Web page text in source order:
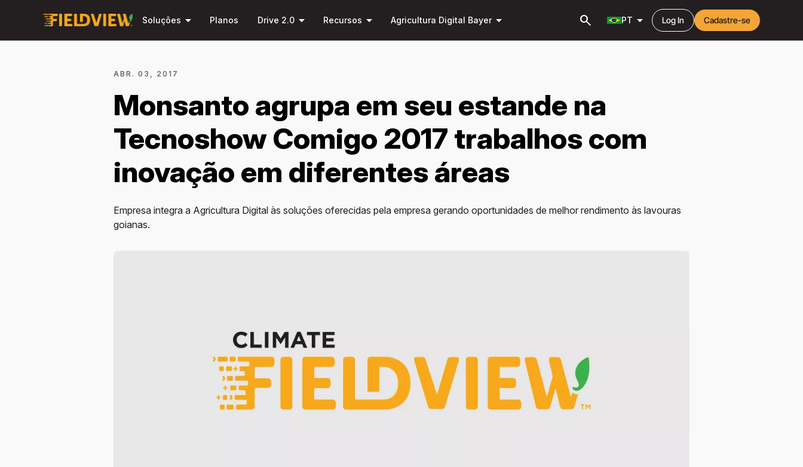
para o
principal
Soluções arrow_drop_down Planos Drive 2.0 arrow_drop_down Recursos arrow_drop_down Agricultura Digital Bayerarrow_drop_down search PT arrow_drop_down Log In Cadastre-se
ABR. 03, 2017
Monsanto agrupa em seu estande na
Tecnoshow Comigo 2017 trabalhos com
inovação em diferentes áreas
Empresa integra a Agricultura Digital às soluções oferecidas pela empresa gerando oportunidades de melhor rendimento às lavouras
goianas.